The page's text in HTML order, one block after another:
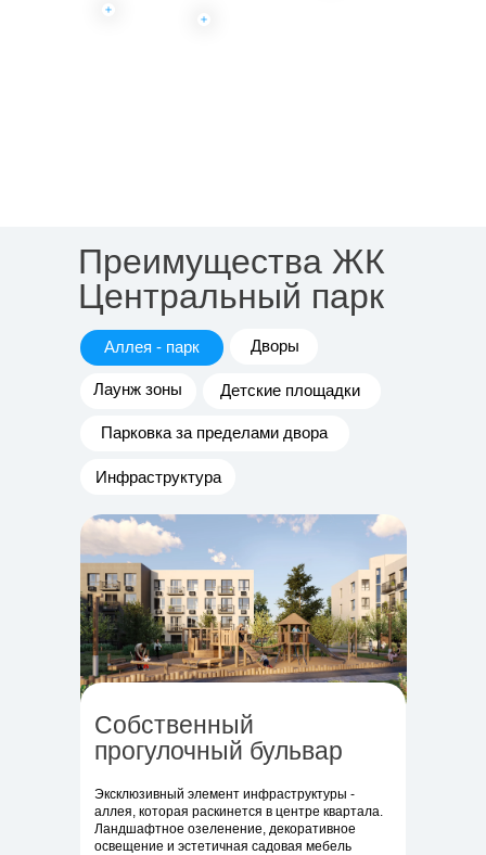
Преимущества ЖК
Центральный парк
Инфраструктура
Парковка за пределами двора
Детские площадки
Лаунж зоны
Дворы
Аллея - парк
Собственный
прогулочный бульвар
Эксклюзивный элемент инфраструктуры -
аллея, которая раскинется в центре квартала.
Ландшафтное озеленение, декоративное
освещение и эстетичная садовая мебель